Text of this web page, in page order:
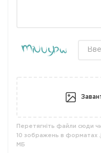
Перетягніть файли сюди
10 зображень в форматах
МБ